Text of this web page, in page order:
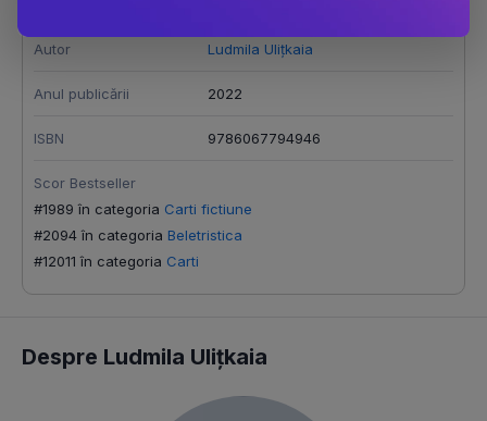
Autor Ludmila Ulițkaia
Anul publicării 2022
ISBN 9786067794946
Scor Bestseller
#1989 în categoria Carti fictiune
#2094 în categoria Beletristica
#12011 în categoria Carti
Despre Ludmila Ulițkaia